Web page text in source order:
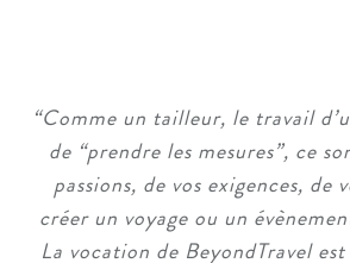
“Comme un tailleur, le travail
de “prendre les mesures”, ce
passions, de vos exigences, de
créer un voyage ou un
La vocation de BeyondTravel